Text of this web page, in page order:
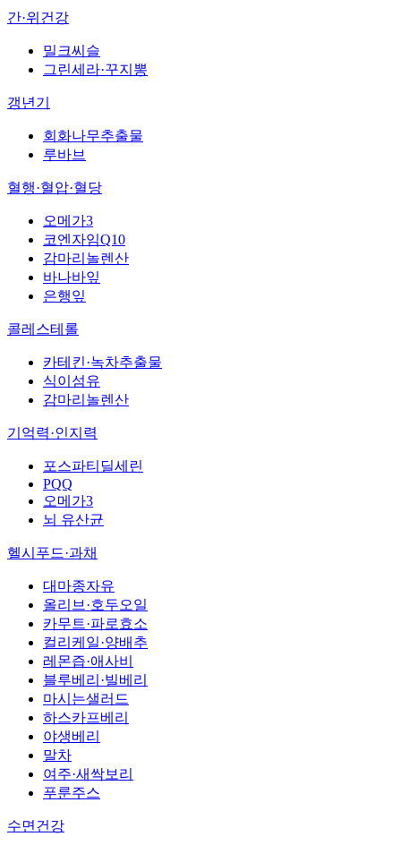
간·위건강
밀크씨슬
그린세라·꾸지뽕
갱년기
회화나무추출물
루바브
혈행·혈압·혈당
오메가3
코엔자임Q10
감마리놀렌산
바나바잎
은행잎
콜레스테롤
카테킨·녹차추출물
식이섬유
감마리놀렌산
기억력·인지력
포스파티딜세린
PQQ
오메가3
뇌 유산균
헬시푸드·과채
대마종자유
올리브·호두오일
카무트·파로효소
컬리케일·양배추
레몬즙·애사비
블루베리·빌베리
마시는샐러드
하스카프베리
야생베리
말차
여주·새싹보리
푸룬주스
수면건강